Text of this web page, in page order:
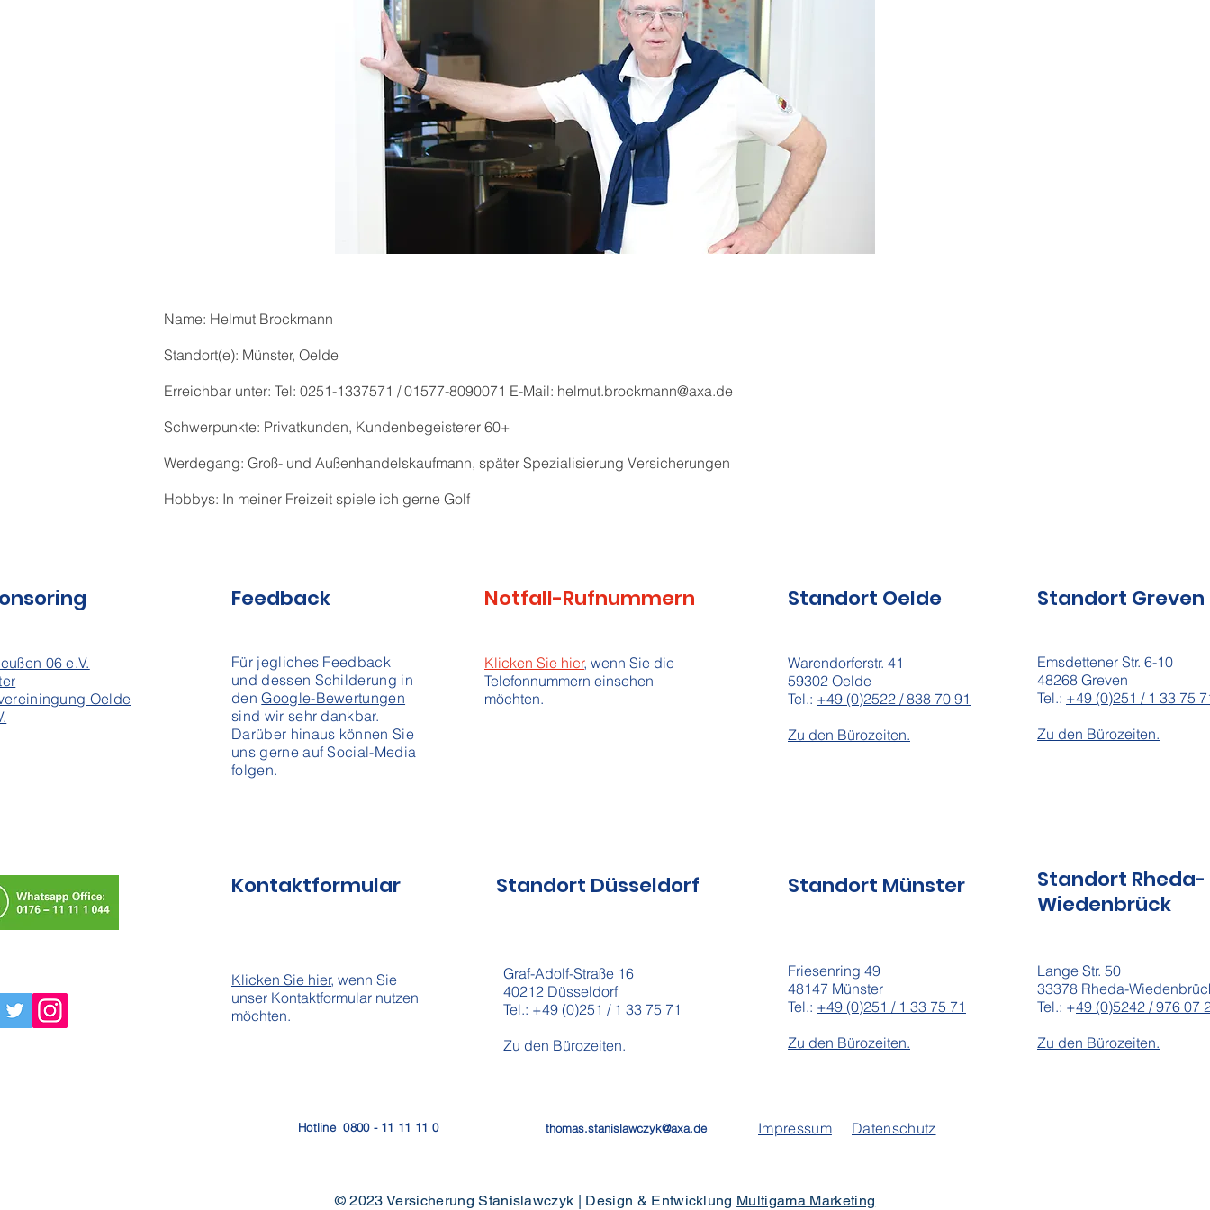
Name: Helmut Brockmann
Standort(e): Münster, Oelde
Erreichbar unter: Tel: 0251-1337571 / 01577-8090071 E-Mail: helmut.brockmann@axa.de
Schwerpunkte: Privatkunden, Kundenbegeisterer 60+
Werdegang: Groß- und Außenhandelskaufmann, später Spezialisierung Versicherungen
Hobbys: In meiner Freizeit spiele ich gerne Golf
06 e.V.
Oelde
Feedback
Für jegliches Feedback
und dessen Schilderung in
denGoogle-Bewertungen
sind wir sehr dankbar.
Darüber hinaus können Sie
uns gerne auf Social-Media
folgen.
Notfall-Rufnummern
Klicken Sie hier, wenn Sie die
Telefonnummern einsehen
möchten.
Standort Oelde
Warendorferstr. 41
59302 Oelde
Tel.: +49 (0)2522 / 838 70 91
Zu den Bürozeiten.
Standort Greven
Emsdettener Str. 6-10
48268 Greven
Tel.: +49 (0)251 / 1 33 75
Zu den Bürozeiten.
Kontaktformular Standort Düsseldorf Standort Münster
Standort Rheda-
Wiedenbrück
Klicken Sie hier, wenn Sie
unser Kontaktformular nutzen
möchten.
Graf-Adolf-Straße 16
40212 Düsseldorf
Tel.: +49 (0)251 / 1 33 75 71
Zu den Bürozeiten.
Friesenring 49
48147 Münster
Tel.: +49 (0)251 / 1 33 75 71
Zu den Bürozeiten.
Lange Str. 50
33378 Rheda-
Tel.: +49 (0)5242 / 976 07
Zu den Bürozeiten.
Hotline 0800 - 11 11 11 0 thomas.stanislawczyk@axa.de Impressum Datenschutz
© 2023 Versicherung Stanislawczyk | Design & Entwicklung Multigama Marketing